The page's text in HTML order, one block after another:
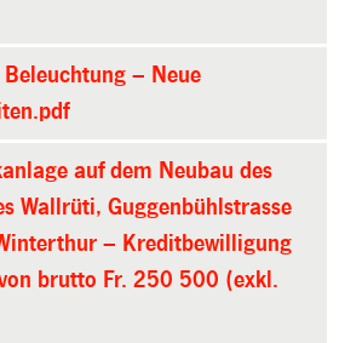
– Neue
auf dem Neubau des
Wallrüti, Guggenbühlstrasse
– Kreditbewilligung
brutto Fr. 250 500 (exkl.